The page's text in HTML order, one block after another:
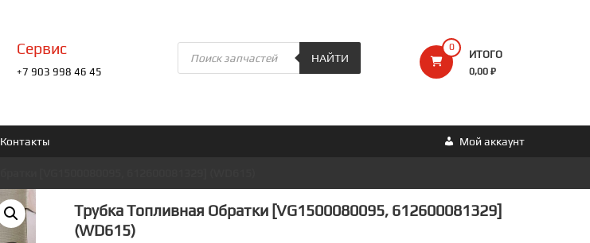
0
ИТОГО
0,00 ₽
Сервис
+7 903 998 46 45
Поиск
товаров
НАЙТИ
Мой аккаунт
Контакты
Трубка Топливная Обратки [VG1500080095, 612600081329]
(WD615)